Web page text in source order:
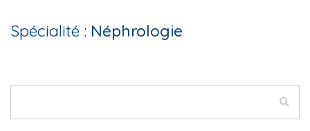
Spécialité : Néphrologie